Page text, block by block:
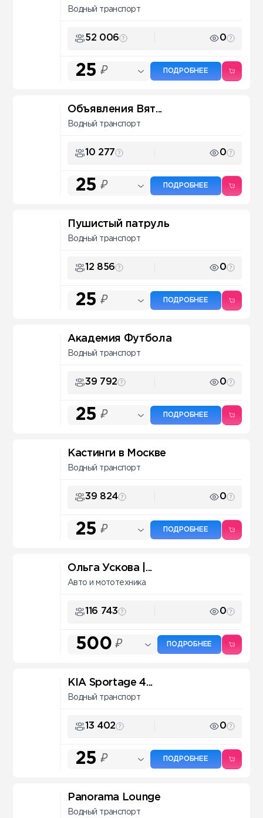
Водный транспорт
52 006 0
25 ₽ ПОДРОБНЕЕ
Объявления Вят...
Водный транспорт
10 277 0
25 ₽ ПОДРОБНЕЕ
Пушистый патруль
Водный транспорт
12 856 0
25 ₽ ПОДРОБНЕЕ
Академия Футбола
Водный транспорт
39 792 0
25 ₽ ПОДРОБНЕЕ
Кастинги в Москве
Водный транспорт
39 824 0
25 ₽ ПОДРОБНЕЕ
Ольга Ускова |...
Авто и мототехника
116 743 0
500 ₽ ПОДРОБНЕЕ
KIA Sportage 4...
Водный транспорт
13 402 0
25 ₽ ПОДРОБНЕЕ
Panorama Lounge
Водный транспорт